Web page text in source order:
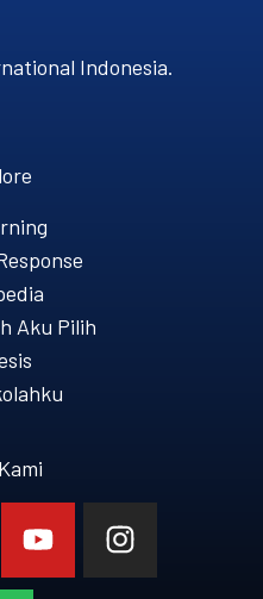
Indonesia.
Aku Pilih